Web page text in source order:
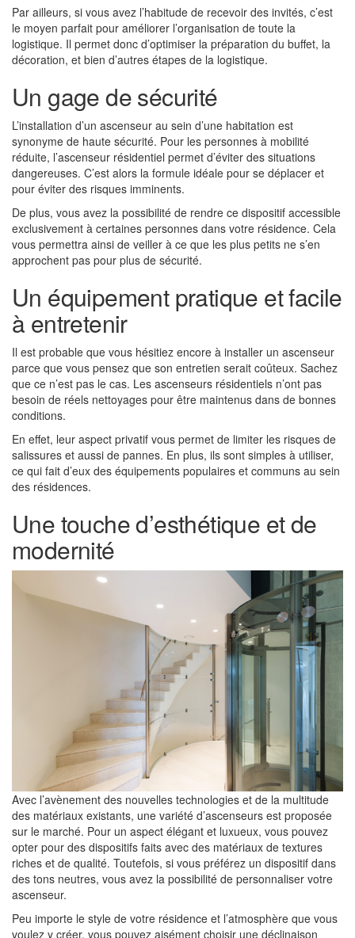
Par ailleurs, si vous avez l’habitude de recevoir des invités, c’est
le moyen parfait pour améliorer l’organisation de toute la
logistique. Il permet donc d’optimiser la préparation du buffet, la
décoration, et bien d’autres étapes de la logistique.
Un gage de sécurité
L’installation d’un ascenseur au sein d’une habitation est
synonyme de haute sécurité. Pour les personnes à mobilité
réduite, l’ascenseur résidentiel permet d’éviter des situations
dangereuses. C’est alors la formule idéale pour se déplacer et
pour éviter des risques imminents.
De plus, vous avez la possibilité de rendre ce dispositif accessible
exclusivement à certaines personnes dans votre résidence. Cela
vous permettra ainsi de veiller à ce que les plus petits ne s’en
approchent pas pour plus de sécurité.
Un équipement pratique et facile
à entretenir
Il est probable que vous hésitiez encore à installer un ascenseur
parce que vous pensez que son entretien serait coûteux. Sachez
que ce n’est pas le cas. Les ascenseurs résidentiels n’ont pas
besoin de réels nettoyages pour être maintenus dans de bonnes
conditions.
En effet, leur aspect privatif vous permet de limiter les risques de
salissures et aussi de pannes. En plus, ils sont simples à utiliser,
ce qui fait d’eux des équipements populaires et communs au sein
des résidences.
Une touche d’esthétique et de
modernité
Avec l’avènement des nouvelles technologies et de la multitude
des matériaux existants, une variété d’ascenseurs est proposée
sur le marché. Pour un aspect élégant et luxueux, vous pouvez
opter pour des dispositifs faits avec des matériaux de textures
riches et de qualité. Toutefois, si vous préférez un dispositif dans
des tons neutres, vous avez la possibilité de personnaliser votre
ascenseur.
Peu importe le style de votre résidence et l’atmosphère que vous
voulez y créer, vous pouvez aisément choisir une déclinaison